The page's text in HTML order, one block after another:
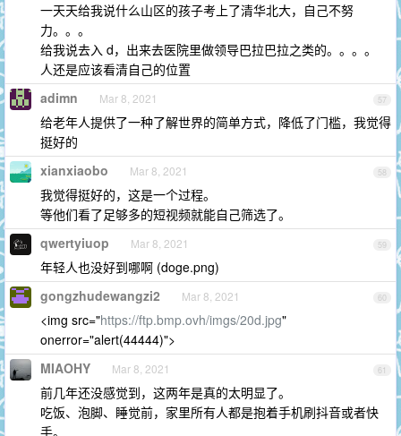
一天天给我说什么山区的孩子考上了清华北大，自己不努
力。。。
给我说去入 d，出来去医院里做领导巴拉巴拉之类的。。。。
人还是应该看清自己的位置
57
adimn Mar 8, 2021
给老年人提供了一种了解世界的简单方式，降低了门槛，我觉得
挺好的
58
xianxiaobo Mar 8, 2021
我觉得挺好的，这是一个过程。
等他们看了足够多的短视频就能自己筛选了。
59
qwertyiuop Mar 8, 2021
年轻人也没好到哪啊 (doge.png)
60
gongzhudewangzi2 Mar 8, 2021
<img src="https://ftp.bmp.ovh/imgs/20d.jpg"
onerror="alert(44444)">
61
MIAOHY Mar 8, 2021
前几年还没感觉到，这两年是真的太明显了。
吃饭、泡脚、睡觉前，家里所有人都是抱着手机刷抖音或者快
手。